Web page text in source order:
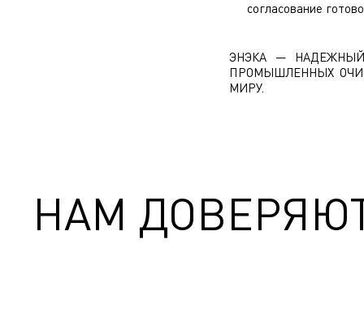
согласование
ЭНЭКА —
ПРОМЫШЛЕННЫХ
МИРУ.
НАМ